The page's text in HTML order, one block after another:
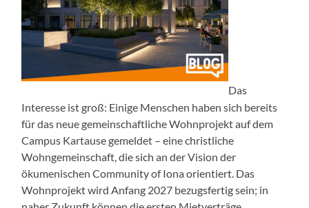
Das
Interesse ist groß: Einige Menschen haben sich bereits
für das neue gemeinschaftliche Wohnprojekt auf dem
Campus Kartause gemeldet – eine christliche
Wohngemeinschaft, die sich an der Vision der
ökumenischen Community of Iona orientiert. Das
Wohnprojekt wird Anfang 2027 bezugsfertig sein; in